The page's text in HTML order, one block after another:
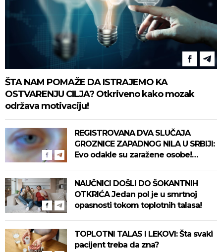
ŠTA NAM POMAŽE DA ISTRAJEMO KA
OSTVARENJU CILJA? Otkriveno kako mozak
održava motivaciju!
REGISTROVANA DVA SLUČAJA
GROZNICE ZAPADNOG NILA U SRBIJI:
Evo odakle su zaražene osobe!
NAUČNICI DOŠLI DO ŠOKANTNIH
OTKRIĆA Jedan pol je u smrtnoj
opasnosti tokom toplotnih talasa!
TOPLOTNI TALAS I LEKOVI: Šta svaki
pacijent treba da zna?